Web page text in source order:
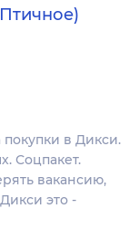
покупки в Дикси.
Соцпакет.
вакансию,
это -